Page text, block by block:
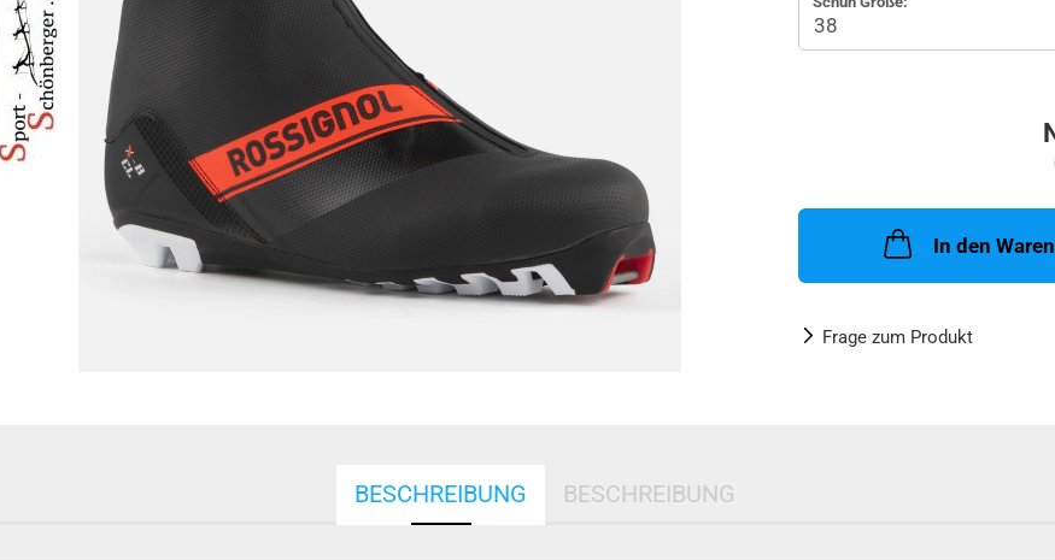
In den
Frage zum Produkt
BESCHREIBUNG BESCHREIBUNG